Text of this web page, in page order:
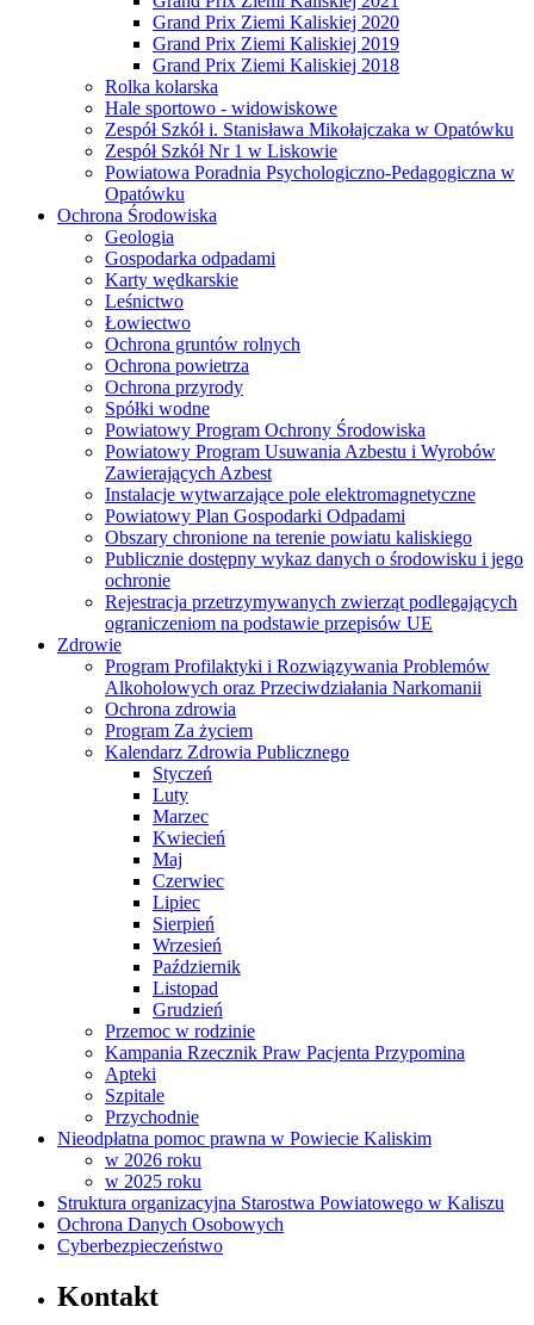
Grand Prix Ziemi Kaliskiej 2020
Grand Prix Ziemi Kaliskiej 2019
Grand Prix Ziemi Kaliskiej 2018
Rolka kolarska
Hale sportowo - widowiskowe
Zespół Szkół i. Stanisława Mikołajczaka w Opatówku
Zespół Szkół Nr 1 w Liskowie
Powiatowa Poradnia Psychologiczno-Pedagogiczna w
Opatówku
Ochrona Środowiska
Geologia
Gospodarka odpadami
Karty wędkarskie
Leśnictwo
Łowiectwo
Ochrona gruntów rolnych
Ochrona powietrza
Ochrona przyrody
Spółki wodne
Powiatowy Program Ochrony Środowiska
Powiatowy Program Usuwania Azbestu i Wyrobów
Zawierających Azbest
Instalacje wytwarzające pole elektromagnetyczne
Powiatowy Plan Gospodarki Odpadami
Obszary chronione na terenie powiatu kaliskiego
Publicznie dostępny wykaz danych o środowisku i jego
ochronie
Rejestracja przetrzymywanych zwierząt podlegających
ograniczeniom na podstawie przepisów UE
Zdrowie
Program Profilaktyki i Rozwiązywania Problemów
Alkoholowych oraz Przeciwdziałania Narkomanii
Ochrona zdrowia
Program Za życiem
Kalendarz Zdrowia Publicznego
Styczeń
Luty
Marzec
Kwiecień
Maj
Czerwiec
Lipiec
Sierpień
Wrzesień
Październik
Listopad
Grudzień
Przemoc w rodzinie
Kampania Rzecznik Praw Pacjenta Przypomina
Apteki
Szpitale
Przychodnie
Nieodpłatna pomoc prawna w Powiecie Kaliskim
w 2026 roku
w 2025 roku
Struktura organizacyjna Starostwa Powiatowego w Kaliszu
Ochrona Danych Osobowych
Cyberbezpieczeństwo
Kontakt